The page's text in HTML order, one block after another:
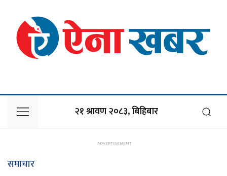
२१ श्रावण २०८३, बिहिबार
समाचार